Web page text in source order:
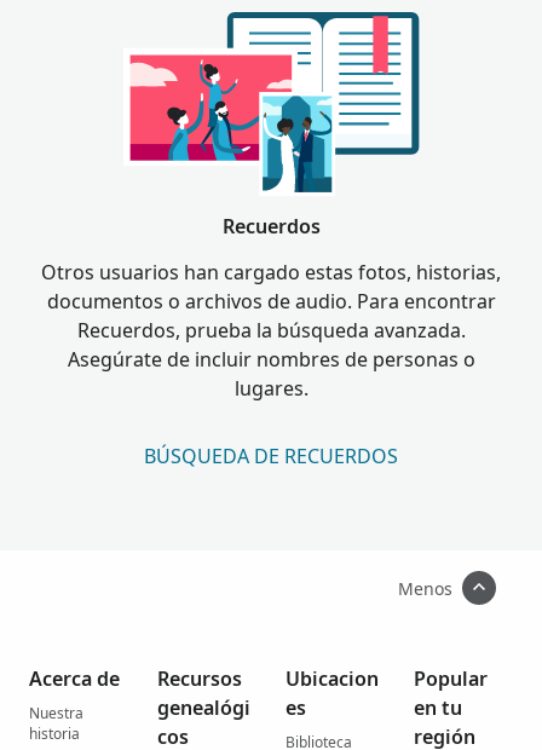
Recuerdos
Otros usuarios han cargado estas fotos, historias,
documentos o archivos de audio. Para encontrar
Recuerdos, prueba la búsqueda avanzada.
Asegúrate de incluir nombres de personas o
lugares.
BÚSQUEDA DE RECUERDOS
Menos
Acerca de
Nuestra
historia
Recursos
genealógi
cos
Ubicacion
es
Biblioteca
Popular
en tu
región